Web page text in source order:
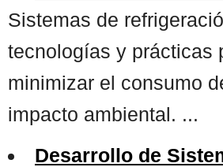
Sistemas de
tecnologías y prácticas
minimizar el consumo
impacto ambiental. ...
Desarrollo de